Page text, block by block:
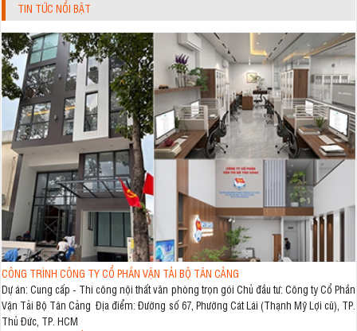
TIN TỨC NỔI BẬT
CÔNG TRÌNH CÔNG TY CỔ PHẦN VẬN TẢI BỘ TÂN CẢNG
Dự án: Cung cấp - Thi công nội thất văn phòng trọn gói Chủ đầu tư: Công ty Cổ Phần
Vận Tải Bộ Tân Cảng Địa điểm: Đường số 67, Phường Cát Lái (Thạnh Mỹ Lợi cũ), TP.
Thủ Đức, TP. HCM